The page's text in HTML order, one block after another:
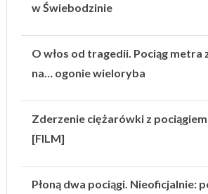
w Świebodzinie
O włos od tragedii. Pociąg metra
na… ogonie wieloryba
Zderzenie ciężarówki z
[FILM]
Płoną dwa pociągi. Nieoficjalnie: